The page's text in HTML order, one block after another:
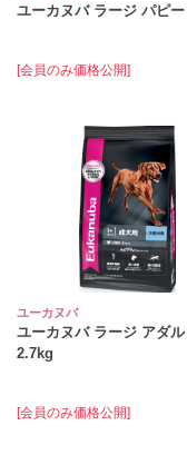
ユーカヌバ ラージ パピ
[会員のみ価格公開]
ユーカヌバ
ユーカヌバ ラージ アダル
2.7kg
[会員のみ価格公開]